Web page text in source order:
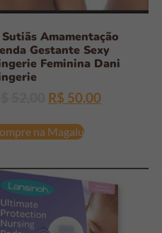
Amamentação
Gestante Sexy
Feminina Dani
R$ 50,00
na Magalu